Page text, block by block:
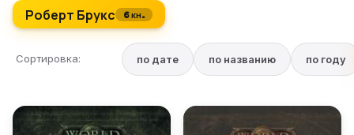
Роберт Брукс 6 кн.
Сортировка: по дате по названию по году